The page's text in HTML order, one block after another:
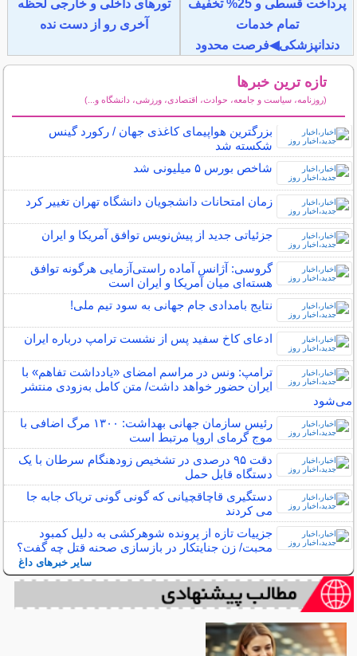
پرداخت قسطی و 25% تخفیف
تمام خدمات
دندانپزشکی◀فرصت محدود
تورهای داخلی و خارجی لحظه
آخری رو از دست نده
تازه ترین خبرها
(روزنامه، سیاست و جامعه، حوادث، اقتصادی، ورزشی، دانشگاه و...)
بزرگترین هواپیمای کاغذی جهان / رکورد گینس
شکسته شد
شاخص بورس ۵ میلیونی شد
زمان امتحانات دانشجویان دانشگاه تهران تغییر کرد
جزئیاتی جدید از پیش‌نویس توافق آمریکا و ایران
گروسی: آژانس آماده راستی‌آزمایی هرگونه توافق
هسته‌ای میان آمریکا و ایران است
نتایج بامدادی جام جهانی به سود تیم ملی!
ادعای کاخ سفید پس از نشست ترامپ درباره ایران
ترامپ: ونس در مراسم امضای «یادداشت تفاهم» با
ایران حضور خواهد داشت/ متن کامل به‌زودی منتشر
می‌شود
رئیس سازمان جهانی بهداشت: ۱۳۰۰ مرگ اضافی با
موج گرمای اروپا مرتبط است
دقت ۹۵ درصدی در تشخیص زودهنگام سرطان با یک
دستگاه قابل حمل
دستگیری قاچاقچیانی که گونی گونی تریاک جابه جا
می کردند
جزییات تازه از پرونده شوهرکشی به دلیل کمبود
محبت/ زن جنایتکار در بازسازی صحنه قتل چه گفت؟
سایر خبرهای داغ